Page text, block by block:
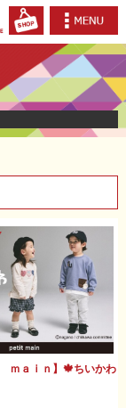
ｍａｉｎ】🍁ちいかわ